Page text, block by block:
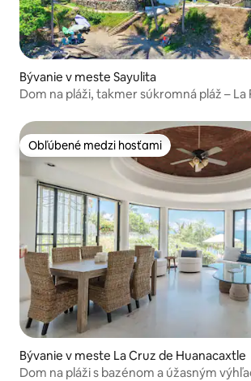
Bývanie v meste Sayulita
Dom na pláži, takmer súkromná pláž – La
Obľúbené medzi hosťami
Obľúbené medzi hosťami
Bývanie v meste La Cruz de Huanacaxtle
Dom na pláži s bazénom a úžasným